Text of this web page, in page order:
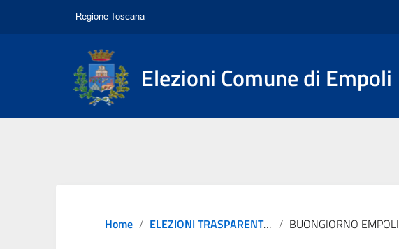
Elezioni Comune di Empoli
Home ELEZIONI TRASPARENTI 2024 BUONGIORNO EMPOLI – Curriculum vitae e Certificati del casellario giudiziale